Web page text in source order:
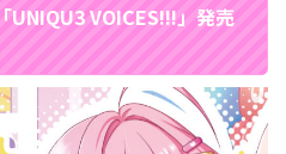
UNIQU3 VOICES!!!」発売